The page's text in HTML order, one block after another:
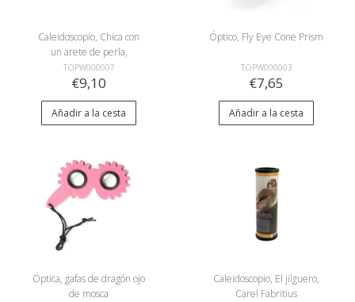
Caleidoscopio, Chica con
un arete de perla,
Vermeer
TOPW000007
€9,10
Añadir a la cesta
Óptico, Fly Eye Cone Prism
TOPW000003
€7,65
Añadir a la cesta
Óptica, gafas de dragón ojo
de mosca
Caleidoscopio, El jilguero,
Carel Fabritius